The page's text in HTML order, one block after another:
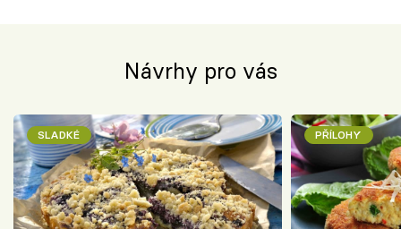
Návrhy pro vás
SLADKÉ PŘÍLOHY